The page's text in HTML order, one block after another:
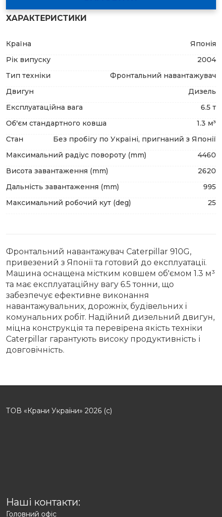
ХАРАКТЕРИСТИКИ
Країна
Японія
Рік випуску
2004
Тип техніки
Фронтальний навантажувач
Двигун
Дизель
Експлуатаційна вага
6.5 т
Об'єм стандартного ковша
1.3 м³
Стан
Без пробігу по Україні, пригнаний з Японії
Максимальний радіус повороту (mm)
4460
Висота завантаження (mm)
2620
Дальність завантаження (mm)
995
Максимальний робочий кут (deg)
25
Фронтальний навантажувач Caterpillar 910G,
привезений з Японії та готовий до експлуатації.
Машина оснащена містким ковшем об'ємом 1.3 м³
та має експлуатаційну вагу 6.5 тонни, що
забезпечує ефективне виконання
навантажувальних, дорожніх, будівельних і
комунальних робіт. Надійний дизельний двигун,
міцна конструкція та перевірена якість техніки
Caterpillar гарантують високу продуктивність і
довговічність.
ТОВ «Крани України» 2026 (с)
Наші контакти:
Головний офіс